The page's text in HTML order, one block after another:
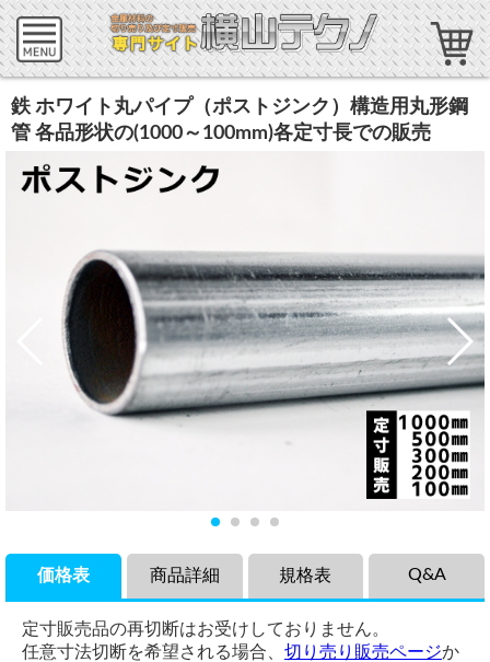
鉄 ホワイト丸パイプ（ポストジンク）構造用丸形鋼
管 各品形状の(1000～100mm)各定寸長での販売
価格表
定寸販売品の再切断はお受けしておりません。
任意寸法切断を希望される場合、 切り売り販売ページか
商品詳細 規格表 Q&A